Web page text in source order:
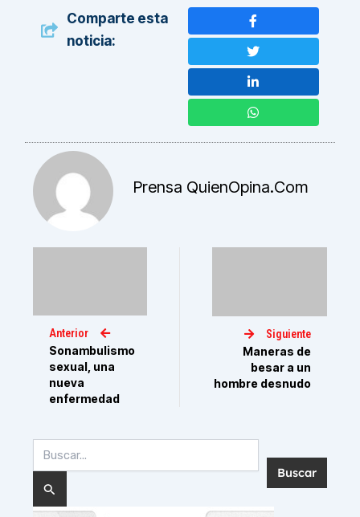
Comparte esta
noticia:
Prensa QuienOpina.com
Anterior
Sonambulismo
sexual, una
nueva
enfermedad
Siguiente
Maneras de
besar a un
hombre desnudo
por: